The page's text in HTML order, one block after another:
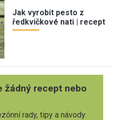
Jak vyrobit pesto z
ředkvičkové nati | recept
žádný recept nebo
rady, tipy a návody